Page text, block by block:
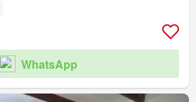
WhatsApp